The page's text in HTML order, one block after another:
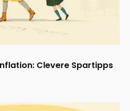
Clevere Spartipps